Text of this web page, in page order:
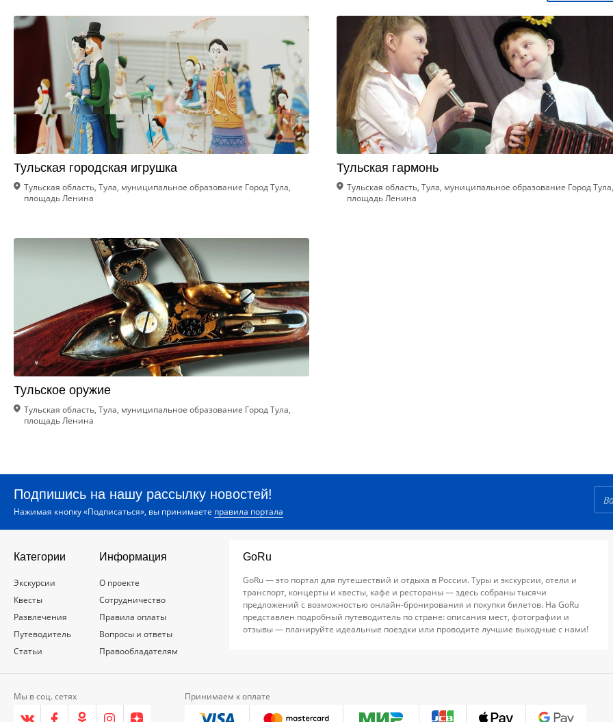
Тульская городская игрушка
Тульская область, Тула, муниципальное образование Город Тула,
площадь Ленина
Тульская гармонь
Тульская область, Тула, муниципальное образование Город Тула,
площадь Ленина
Тульское оружие
Тульская область, Тула, муниципальное образование Город Тула,
площадь Ленина
Подпишись на нашу рассылку новостей!
Нажимая кнопку «Подписаться», вы принимаете правила портала
Категории
Экскурсии
Квесты
Развлечения
Путеводитель
Статьи
Информация
О проекте
Сотрудничество
Правила оплаты
Вопросы и ответы
Правообладателям
GoRu
GoRu — это портал для путешествий и отдыха в России. Туры и экскурсии, отели и
транспорт, концерты и квесты, кафе и рестораны — здесь собраны тысячи
предложений с возможностью онлайн-бронирования и покупки билетов. На GoRu
представлен подробный путеводитель по стране: описания мест, фотографии и
отзывы — планируйте идеальные поездки или проводите лучшие выходные с нами!
Мы в соц. сетях Принимаем к оплате